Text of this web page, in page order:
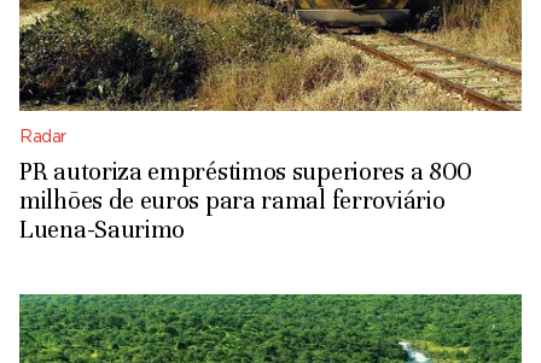
Radar
PR autoriza empréstimos superiores a 800
milhões de euros para ramal ferroviário
Luena-Saurimo